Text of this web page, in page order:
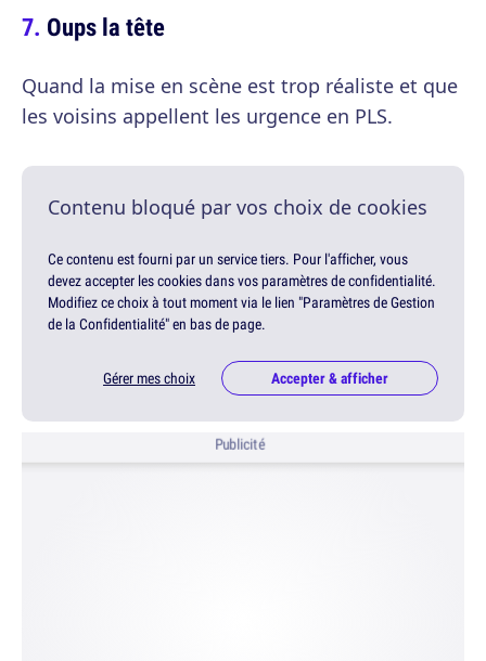
Oups la tête
Quand la mise en scène est trop réaliste et que
les voisins appellent les urgence en PLS.
Contenu bloqué par vos choix de cookies
Ce contenu est fourni par un service tiers. Pour l'afficher, vous
devez accepter les cookies dans vos paramètres de confidentialité.
Modifiez ce choix à tout moment via le lien "Paramètres de Gestion
de la Confidentialité" en bas de page.
Gérer mes choix Accepter & afficher
Publicité